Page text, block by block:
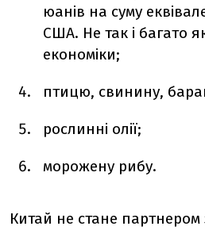
юанів на суму
США. Не так і багато
економіки;
птицю, свинину,
рослинні олії;
морожену рибу.
Китай не стане партнером